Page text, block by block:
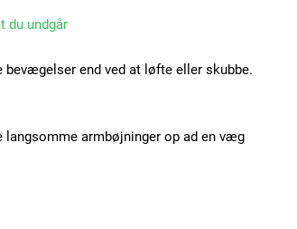
100DKK
du undgår
end ved at løfte eller skubbe.
armbøjninger op ad en væg